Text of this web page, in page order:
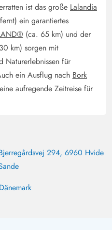
ist das große Lalandia
ein garantiertes
(ca. 65 km) und der
km) sorgen mit
Naturerlebnissen für
ein Ausflug nach Bork
aufregende Zeitreise für
294, 6960 Hvide